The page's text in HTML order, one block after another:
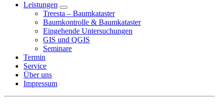
Leistungen
Treesta – Baumkataster
Baumkontrolle & Baumkataster
Eingehende Untersuchungen
GIS und QGIS
Seminare
Termin
Service
Über uns
Impressum